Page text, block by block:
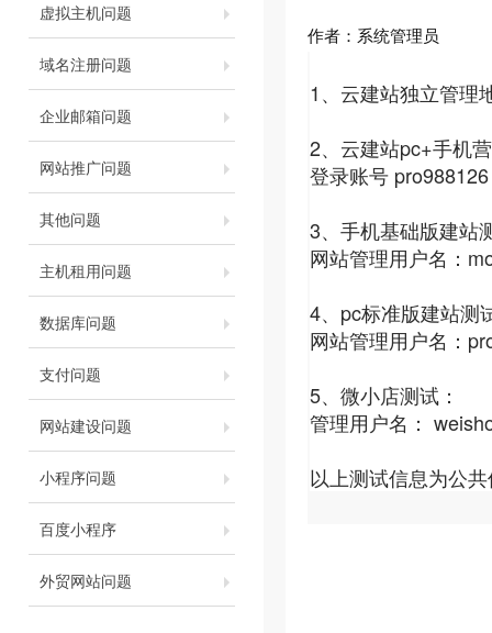
虚拟主机问题
域名注册问题
企业邮箱问题
网站推广问题
其他问题
主机租用问题
数据库问题
支付问题
网站建设问题
小程序问题
百度小程序
外贸网站问题
作者： 系统管理员
1、云建站独立管理
2、云建站pc+手机
登录账号
3、手机基础版建站
网站管理用户名：
4、pc标准版建站测
网站管理用户名：
5、微小店测试：
管理用户名：
以上测试信息为公